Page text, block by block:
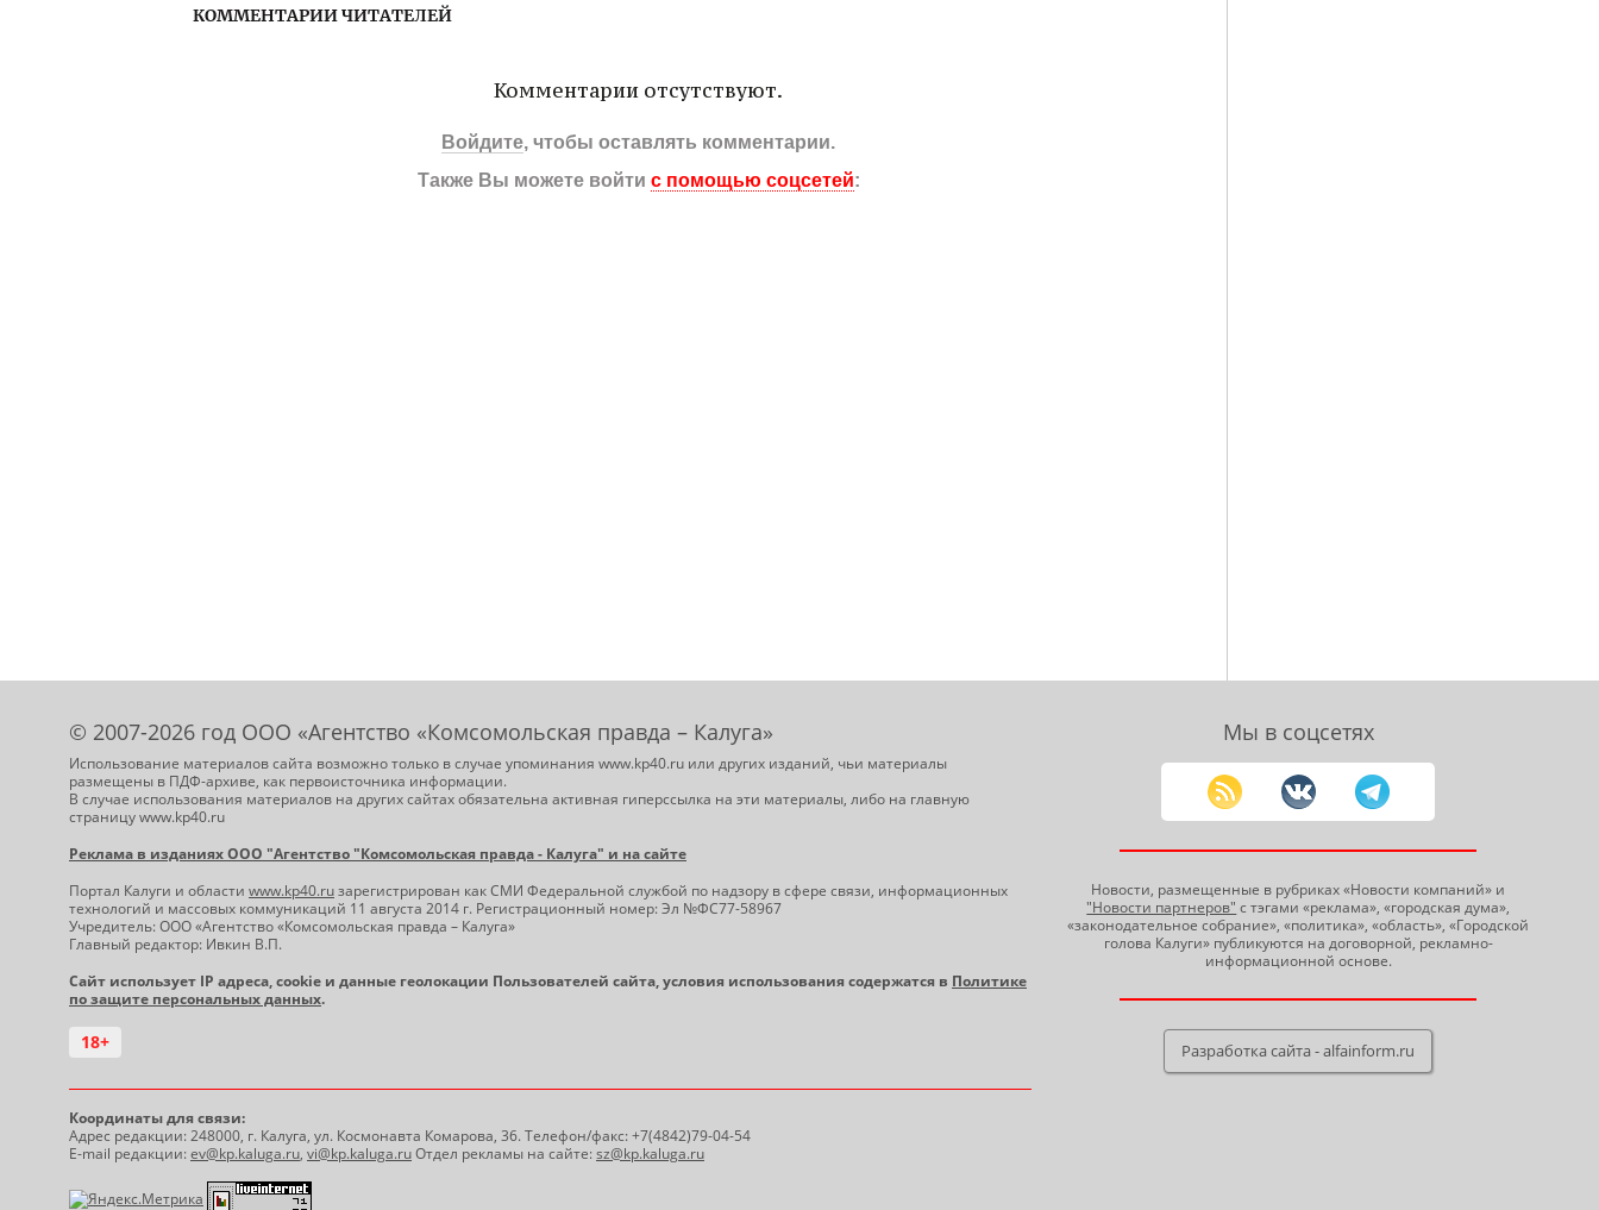
КОММЕНТАРИИ ЧИТАТЕЛЕЙ
Комментарии отсутствуют.
Войдите, чтобы оставлять комментарии.
Также Вы можете войти с помощью соцсетей:
© 2007-2026 год ООО «Агентство «Комсомольская правда – Калуга»
Использование материалов сайта возможно только в случае упоминания www.kp40.ru или других изданий, чьи материалы
размещены в ПДФ-архиве, как первоисточника информации.
В случае использования материалов на других сайтах обязательна активная гиперссылка на эти материалы, либо на главную
страницу www.kp40.ru
Реклама в изданиях ООО "Агентство "Комсомольская правда - Калуга" и на сайте
Портал Калуги и области www.kp40.ruзарегистрирован как СМИ Федеральной службой по надзору в сфере связи, информационных
технологий и массовых коммуникаций 11 августа 2014 г. Регистрационный номер: Эл №ФС77-58967
Учредитель: ООО «Агентство «Комсомольская правда – Калуга»
Главный редактор: Ивкин В.П.
Сайт использует IP адреса, cookie и данные геолокации Пользователей сайта, условия использования содержатся в Политике
по защите персональных данных.
18+
Координаты для связи:
Адрес редакции: 248000, г. Калуга, ул. Космонавта Комарова, 36. Телефон/факс: +7(4842)79-04-54
E-mail редакции:ev@kp.kaluga.ru, vi@kp.kaluga.ruОтдел рекламы на сайте:sz@kp.kaluga.ru
Мы в соцсетях
Новости, размещенные в рубриках «Новости компаний» и
"Новости партнеров" с тэгами «реклама», «городская дума»,
«законодательное собрание», «политика», «область», «Городской
голова Калуги» публикуются на договорной, рекламно-
информационной основе.
Разработка сайта - alfainform.ru